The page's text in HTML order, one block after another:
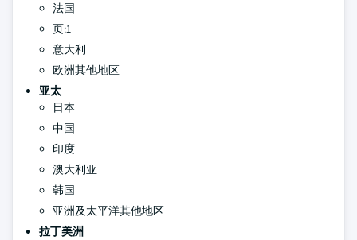
法国
页:1
意大利
欧洲其他地区
亚太
日本
中国
印度
澳大利亚
韩国
亚洲及太平洋其他地区
拉丁美洲